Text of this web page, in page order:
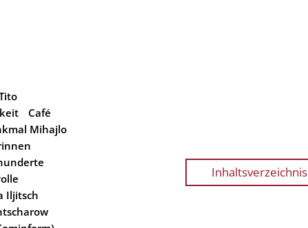
Café
Mihajlo
Iljitsch
Inhaltsverzeichnis